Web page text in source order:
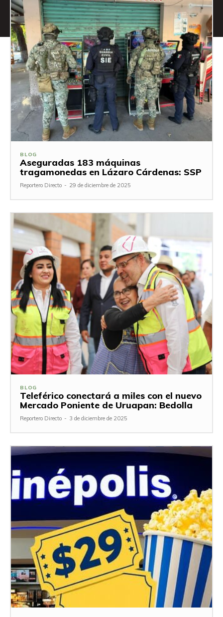
BLOG
Aseguradas 183 máquinas
tragamonedas en Lázaro Cárdenas: SSP
Reportero Directo - 29 de diciembre de 2025
BLOG
Teleférico conectará a miles con el nuevo
Mercado Poniente de Uruapan: Bedolla
Reportero Directo - 3 de diciembre de 2025